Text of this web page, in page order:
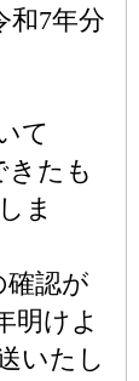
和7年分
て
きたも
ま
確認が
明けよ
いたし